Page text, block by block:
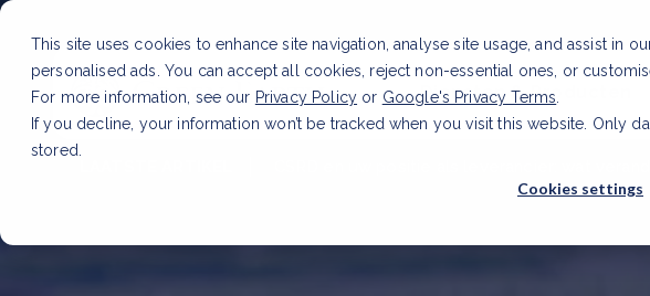
This site uses cookies to enhance site navigation, analyse site usage, and assist in
personalised ads. You can accept all cookies, reject non-essential ones, or
For more information, see our Privacy Policy or Google's Privacy Terms
If you decline, your information won’t be tracked when you visit this website. Only
stored.
Cookies settings
Diensten & Producten
CSRD en uw positie als leverancier: wat